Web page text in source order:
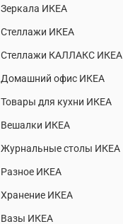
Зеркала ИКЕА
Стеллажи ИКЕА
Стеллажи КАЛЛАКС ИКЕА
Домашний офис ИКЕА
Товары для кухни ИКЕА
Вешалки ИКЕА
Журнальные столы ИКЕА
Разное ИКЕА
Хранение ИКЕА
Вазы ИКЕА